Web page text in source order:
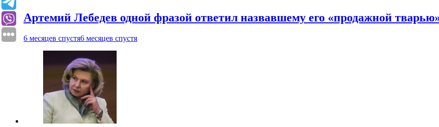
Артемий Лебедев одной фразой ответил назвавшему его «продажной
6 месяцев спустя6 месяцев спустя